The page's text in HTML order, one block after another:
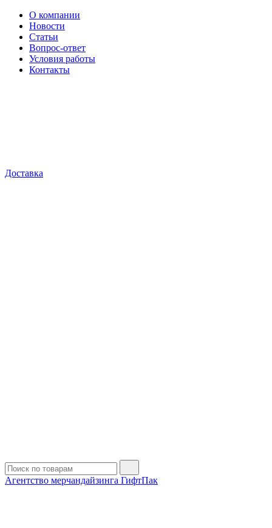
О компании
Новости
Статьи
Вопрос-ответ
Условия работы
Контакты
Доставка
Агентство мерчандайзинга ГифтПак